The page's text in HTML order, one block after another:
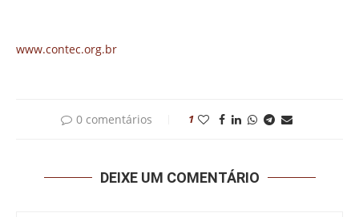
www.contec.org.br
0 comentários 1
DEIXE UM COMENTÁRIO